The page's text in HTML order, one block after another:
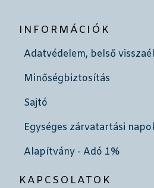
INFORMÁCIÓK
Adatvédelem, belső
Minőségbiztosítás
Sajtó
Egységes zárvatartási
Alapítvány - Adó 1%
KAPCSOLATOK